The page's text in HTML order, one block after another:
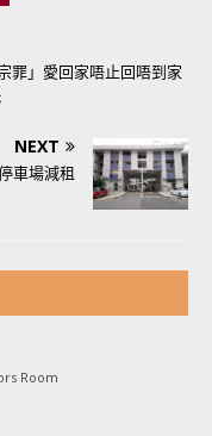
罪」愛回家唔止回唔到家
NEXT
車場減租
Room